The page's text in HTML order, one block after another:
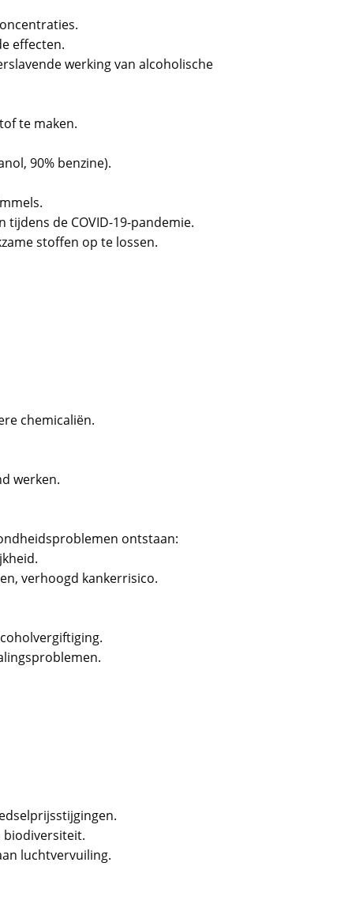
effecten.
werking van alcoholische
te maken.
90% benzine).
de COVID-19-pandemie.
stoffen op te lossen.
chemicaliën.
werken.
ontstaan:
verhoogd kankerrisico.
biodiversiteit.
luchtvervuiling.